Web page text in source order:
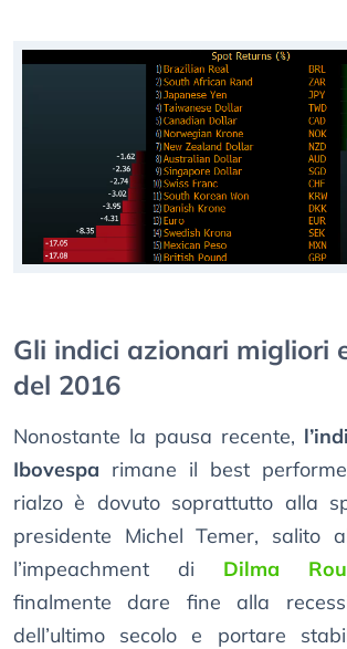
Gli indici azionari migliori
del 2016
Nonostante la pausa recente,
Ibovespa rimane il best
rialzo è dovuto soprattutto alla
presidente Michel Temer, salito
l’impeachment di Dilma
finalmente dare fine alla
dell’ultimo secolo e portare